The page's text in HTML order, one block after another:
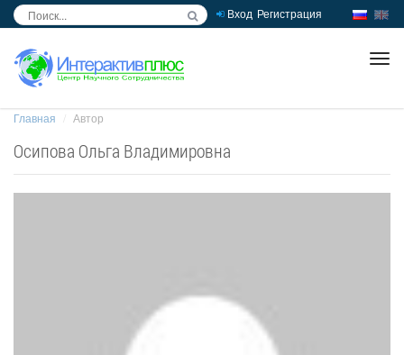
Вход Регистрация
Главная Автор
Осипова Ольга Владимировна